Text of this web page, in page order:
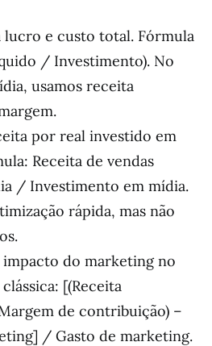
lucro e custo total. Fórmula
/ Investimento). No
usamos receita
por real investido em
Receita de vendas
/ Investimento em mídia.
rápida, mas não
impacto do marketing no
[(Receita
de contribuição) –
/ Gasto de marketing.